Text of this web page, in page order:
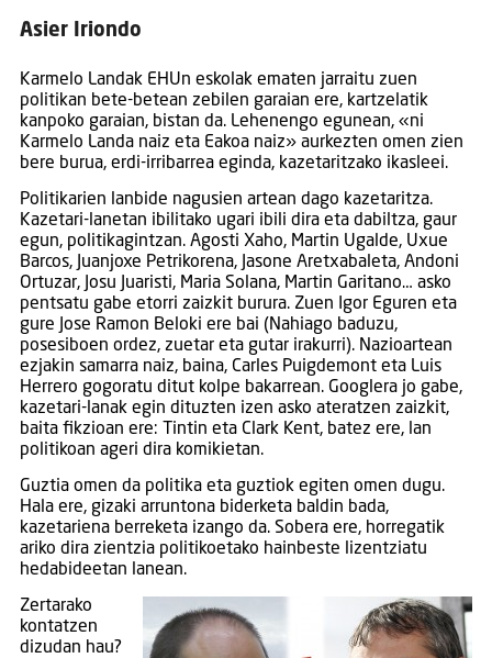
Asier Iriondo
Karmelo Landak EHUn eskolak ematen jarraitu zuen
politikan bete-betean zebilen garaian ere, kartzelatik
kanpoko garaian, bistan da. Lehenengo egunean, «ni
Karmelo Landa naiz eta Eakoa naiz» aurkezten omen zien
bere burua, erdi-irribarrea eginda, kazetaritzako ikasleei.
Politikarien lanbide nagusien artean dago kazetaritza.
Kazetari-lanetan ibilitako ugari ibili dira eta dabiltza, gaur
egun, politikagintzan. Agosti Xaho, Martin Ugalde, Uxue
Barcos, Juanjoxe Petrikorena, Jasone Aretxabaleta, Andoni
Ortuzar, Josu Juaristi, Maria Solana, Martin Garitano… asko
pentsatu gabe etorri zaizkit burura. Zuen Igor Eguren eta
gure Jose Ramon Beloki ere bai (Nahiago baduzu,
posesiboen ordez, zuetar eta gutar irakurri). Nazioartean
ezjakin samarra naiz, baina, Carles Puigdemont eta Luis
Herrero gogoratu ditut kolpe bakarrean. Googlera jo gabe,
kazetari-lanak egin dituzten izen asko ateratzen zaizkit,
baita fikzioan ere: Tintin eta Clark Kent, batez ere, lan
politikoan ageri dira komikietan.
Guztia omen da politika eta guztiok egiten omen dugu.
Hala ere, gizaki arruntona biderketa baldin bada,
kazetariena berreketa izango da. Sobera ere, horregatik
ariko dira zientzia politikoetako hainbeste lizentziatu
hedabideetan lanean.
Zertarako
kontatzen
dizudan hau?